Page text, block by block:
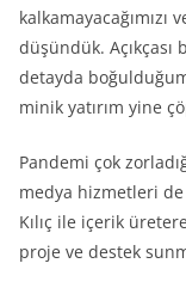
kalkamayacağımızı
düşündük.
detayda
minik yatırım yine
Pandemi çok
medya hizmetleri de
Kılıç ile içerik
proje ve destek